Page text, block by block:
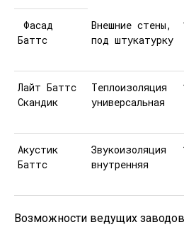
Фасад
Баттс
Внешние стены,
под штукатурку
Лайт Баттс
Скандик
Теплоизоляция
универсальная
Акустик
Баттс
Звукоизоляция
внутренняя
Возможности ведущих